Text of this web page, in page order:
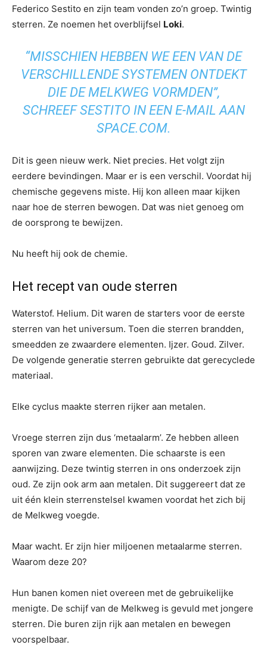
Federico Sestito en zijn team vonden zo’n groep. Twintig
sterren. Ze noemen het overblijfsel Loki.
“MISSCHIEN HEBBEN WE EEN VAN DE
VERSCHILLENDE SYSTEMEN ONTDEKT
DIE DE MELKWEG VORMDEN”,
SCHREEF SESTITO IN EEN E-MAIL AAN
SPACE.COM.
Dit is geen nieuw werk. Niet precies. Het volgt zijn
eerdere bevindingen. Maar er is een verschil. Voordat hij
chemische gegevens miste. Hij kon alleen maar kijken
naar hoe de sterren bewogen. Dat was niet genoeg om
de oorsprong te bewijzen.
Nu heeft hij ook de chemie.
Het recept van oude sterren
Waterstof. Helium. Dit waren de starters voor de eerste
sterren van het universum. Toen die sterren brandden,
smeedden ze zwaardere elementen. Ijzer. Goud. Zilver.
De volgende generatie sterren gebruikte dat gerecyclede
materiaal.
Elke cyclus maakte sterren rijker aan metalen.
Vroege sterren zijn dus ‘metaalarm’. Ze hebben alleen
sporen van zware elementen. Die schaarste is een
aanwijzing. Deze twintig sterren in ons onderzoek zijn
oud. Ze zijn ook arm aan metalen. Dit suggereert dat ze
uit één klein sterrenstelsel kwamen voordat het zich bij
de Melkweg voegde.
Maar wacht. Er zijn hier miljoenen metaalarme sterren.
Waarom deze 20?
Hun banen komen niet overeen met de gebruikelijke
menigte. De schijf van de Melkweg is gevuld met jongere
sterren. Die buren zijn rijk aan metalen en bewegen
voorspelbaar.